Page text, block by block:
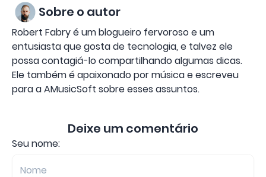
Sobre o autor
Robert Fabry é um blogueiro fervoroso e um
entusiasta que gosta de tecnologia, e talvez ele
possa contagiá-lo compartilhando algumas dicas.
Ele também é apaixonado por música e escreveu
para a AMusicSoft sobre esses assuntos.
Deixe um comentário
Seu nome: